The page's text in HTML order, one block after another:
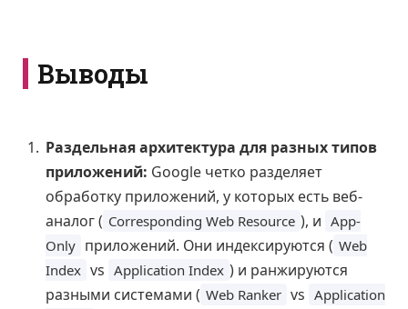
Выводы
Раздельная архитектура для разных типов
приложений: Google четко разделяет
обработку приложений, у которых есть веб-
аналог ( Corresponding Web Resource ), и App-
Only приложений. Они индексируются ( Web
Index vs Application Index ) и ранжируются
разными системами ( Web Ranker vs Application